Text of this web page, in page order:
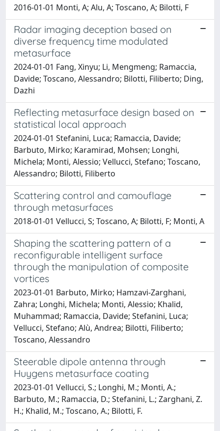
2016-01-01 Monti, A; Alu, A; Toscano, A; Bilotti, F
Radar imaging deception based on
diverse frequency time modulated
metasurface
2024-01-01 Fang, Xinyu; Li, Mengmeng; Ramaccia,
Davide; Toscano, Alessandro; Bilotti, Filiberto; Ding,
Dazhi
Reflecting metasurface design based on
statistical local approach
2024-01-01 Stefanini, Luca; Ramaccia, Davide;
Barbuto, Mirko; Karamirad, Mohsen; Longhi,
Michela; Monti, Alessio; Vellucci, Stefano; Toscano,
Alessandro; Bilotti, Filiberto
Scattering control and camouflage
through metasurfaces
2018-01-01 Vellucci, S; Toscano, A; Bilotti, F; Monti, A
Shaping the scattering pattern of a
reconfigurable intelligent surface
through the manipulation of composite
vortices
2023-01-01 Barbuto, Mirko; Hamzavi-Zarghani,
Zahra; Longhi, Michela; Monti, Alessio; Khalid,
Muhammad; Ramaccia, Davide; Stefanini, Luca;
Vellucci, Stefano; Alù, Andrea; Bilotti, Filiberto;
Toscano, Alessandro
Steerable dipole antenna through
Huygens metasurface coating
2023-01-01 Vellucci, S.; Longhi, M.; Monti, A.;
Barbuto, M.; Ramaccia, D.; Stefanini, L.; Zarghani, Z.
H.; Khalid, M.; Toscano, A.; Bilotti, F.